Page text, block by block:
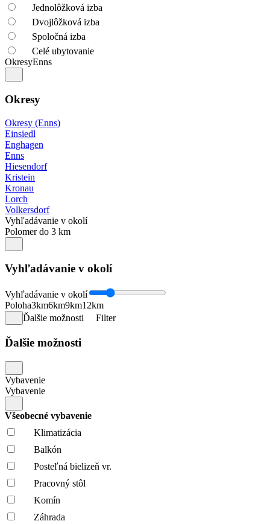
Jednolôžková izba
Dvojlôžková izba
Spoločná izba
Celé ubytovanie
OkresyEnns
Okresy
Okresy (Enns)
Einsiedl
Enghagen
Enns
Hiesendorf
Kristein
Kronau
Lorch
Volkersdorf
Vyhľadávanie v okolí
Polomer do 3 km
Vyhľadávanie v okolí
Vyhľadávanie v okolí
Poloha3km6km9km12km
Ďalšie možnosti
Filter
Ďalšie možnosti
Vybavenie
Vybavenie
Všeobecné vybavenie
Klimatizácia
Balkón
Posteľná bielizeň vr.
Pracovný stôl
Komín
Záhrada